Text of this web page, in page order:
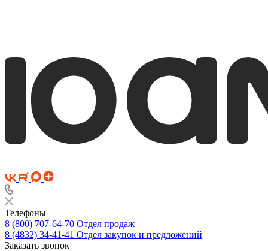
Телефоны
8 (800) 707-64-70 Отдел продаж
8 (4832) 34-41-41 Отдел закупок и предложений
Заказать звонок